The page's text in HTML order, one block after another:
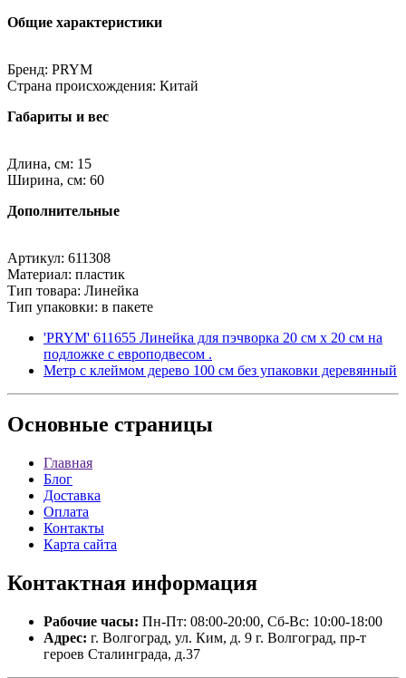
Общие характеристики
Бренд: PRYM
Страна происхождения: Китай
Габариты и вес
Длина, см: 15
Ширина, см: 60
Дополнительные
Артикул: 611308
Материал: пластик
Тип товара: Линейка
Тип упаковки: в пакете
'PRYM' 611655 Линейка для пэчворка 20 см х 20 см на
подложке с европодвесом .
Метр с клеймом дерево 100 см без упаковки деревянный
Основные страницы
Главная
Блог
Доставка
Оплата
Контакты
Карта сайта
Контактная информация
Рабочие часы: Пн-Пт: 08:00-20:00, Сб-Вс: 10:00-18:00
Адрес: г. Волгоград, ул. Ким, д. 9 г. Волгоград, пр-т
героев Сталинграда, д.37